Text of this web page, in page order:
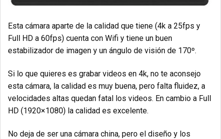
Esta cámara aparte de la calidad que tiene (4k a 25fps y
Full HD a 60fps) cuenta con Wifi y tiene un buen
estabilizador de imagen y un ángulo de visión de 170º.
Si lo que quieres es grabar videos en 4k, no te aconsejo
esta cámara, la calidad es muy buena, pero falta fluidez, a
velocidades altas quedan fatal los videos. En cambio a Full
HD (1920×1080) la calidad es excelente.
No deja de ser una cámara china, pero el diseño y los